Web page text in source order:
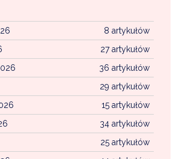
BUDYNKÓW (CEEB)
8 artykułów
27 artykułów
36 artykułów
29 artykułów
15 artykułów
34 artykułów
25 artykułów